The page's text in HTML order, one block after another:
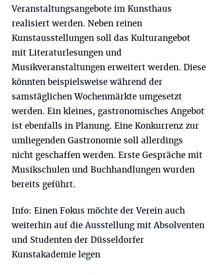
Veranstaltungsangebote im Kunsthaus
realisiert werden. Neben reinen
Kunstausstellungen soll das Kulturangebot
mit Literaturlesungen und
Musikveranstaltungen erweitert werden. Diese
könnten beispielsweise während der
samstäglichen Wochenmärkte umgesetzt
werden. Ein kleines, gastronomisches Angebot
ist ebenfalls in Planung. Eine Konkurrenz zur
umliegenden Gastronomie soll allerdings
nicht geschaffen werden. Erste Gespräche mit
Musikschulen und Buchhandlungen wurden
bereits geführt.
Info: Einen Fokus möchte der Verein auch
weiterhin auf die Ausstellung mit Absolventen
und Studenten der Düsseldorfer
Kunstakademie legen